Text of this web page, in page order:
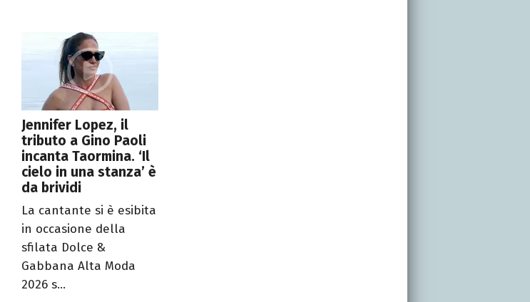
Jennifer Lopez, il
tributo a Gino Paoli
incanta Taormina. ‘Il
cielo in una stanza’ è
da brividi
La cantante si è esibita
in occasione della
sfilata Dolce &
Gabbana Alta Moda
2026 s...